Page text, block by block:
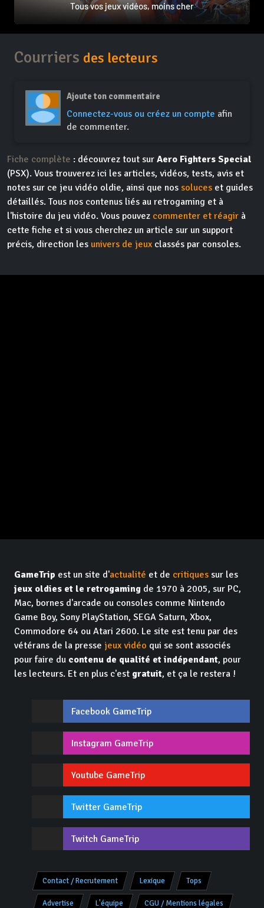
Tous vos jeux vidéos, moins cher
Courriers des lecteurs
Ajoute ton commentaire
Connectez-vous ou créez un compte afin
de commenter.
Fiche complète : découvrez tout sur Aero Fighters Special
(PSX). Vous trouverez ici les articles, vidéos, tests, avis et
notes sur ce jeu vidéo oldie, ainsi que nos soluces et guides
détaillés. Tous nos contenus liés au retrogaming et à
l'histoire du jeu vidéo. Vous pouvez commenter et réagir à
cette fiche et si vous cherchez un article sur un support
précis, direction les univers de jeux classés par consoles.
GameTrip est un site d'actualité et de critiques sur les
jeux oldies et le retrogaming de 1970 à 2005, sur PC,
Mac, bornes d'arcade ou consoles comme Nintendo
Game Boy, Sony PlayStation, SEGA Saturn, Xbox,
Commodore 64 ou Atari 2600. Le site est tenu par des
vétérans de la presse jeux vidéo qui se sont associés
pour faire du contenu de qualité et indépendant, pour
les lecteurs. Et en plus c'est gratuit, et ça le restera !
Facebook GameTrip
Instagram GameTrip
Youtube GameTrip
Twitter GameTrip
Twitch GameTrip
Contact / Recrutement Lexique Tops
Advertise L'équipe CGU / Mentions légales